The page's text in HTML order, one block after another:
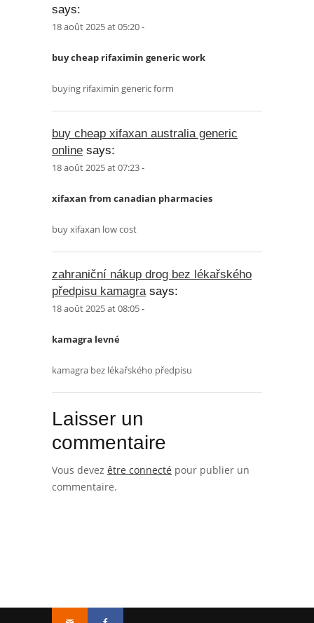
says:
18 août 2025 at 05:20 -
buy cheap rifaximin generic work
buying rifaximin generic form
buy cheap xifaxan australia generic
online says:
18 août 2025 at 07:23 -
xifaxan from canadian pharmacies
buy xifaxan low cost
zahraniční nákup drog bez lékařského
předpisu kamagrasays:
18 août 2025 at 08:05 -
kamagra levné
kamagra bez lékařského předpisu
Laisser un
commentaire
Vous devez être connecté pour publier un
commentaire.